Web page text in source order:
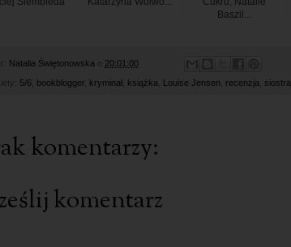
Baszil...
Natalia Świętonowska 20:01:00
5/6 bookblogger kryminał książka Louise Jensen recenzja siostra
komentarzy:
komentarz